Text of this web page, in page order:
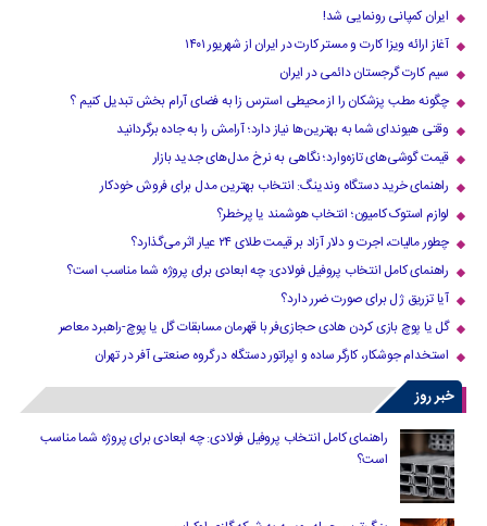
ایران کمپانی رونمایی شد!
آغاز ارائه ویزا کارت و مستر کارت در ایران از شهریور ۱۴۰۱
سیم کارت گرجستان دائمی در ایران
چگونه مطب پزشکان را از محیطی استرس زا به فضای آرام بخش تبدیل کنیم ؟
وقتی هیوندای شما به بهترین‌ها نیاز دارد؛ آرامش را به جاده برگردانید
قیمت گوشی‌های تازه‌وارد؛ نگاهی به نرخ مدل‌های جدید بازار
راهنمای خرید دستگاه وندینگ: انتخاب بهترین مدل برای فروش خودکار
لوازم استوک کامیون؛ انتخاب هوشمند یا پرخطر؟
چطور مالیات، اجرت و دلار آزاد بر قیمت طلای ۲۴ عیار اثر می‌گذارد؟
راهنمای کامل انتخاب پروفیل فولادی: چه ابعادی برای پروژه شما مناسب است؟
آیا تزریق ژل برای صورت ضرر دارد​؟
گل یا پوچ بازی کردن هادی حجازی‌فر با قهرمان مسابقات گل یا پوچ-راهبرد معاصر
استخدام جوشکار، کارگر ساده و اپراتور دستگاه در گروه صنعتی آفر در تهران
خبر روز
راهنمای کامل انتخاب پروفیل فولادی: چه ابعادی برای پروژه شما مناسب
است؟